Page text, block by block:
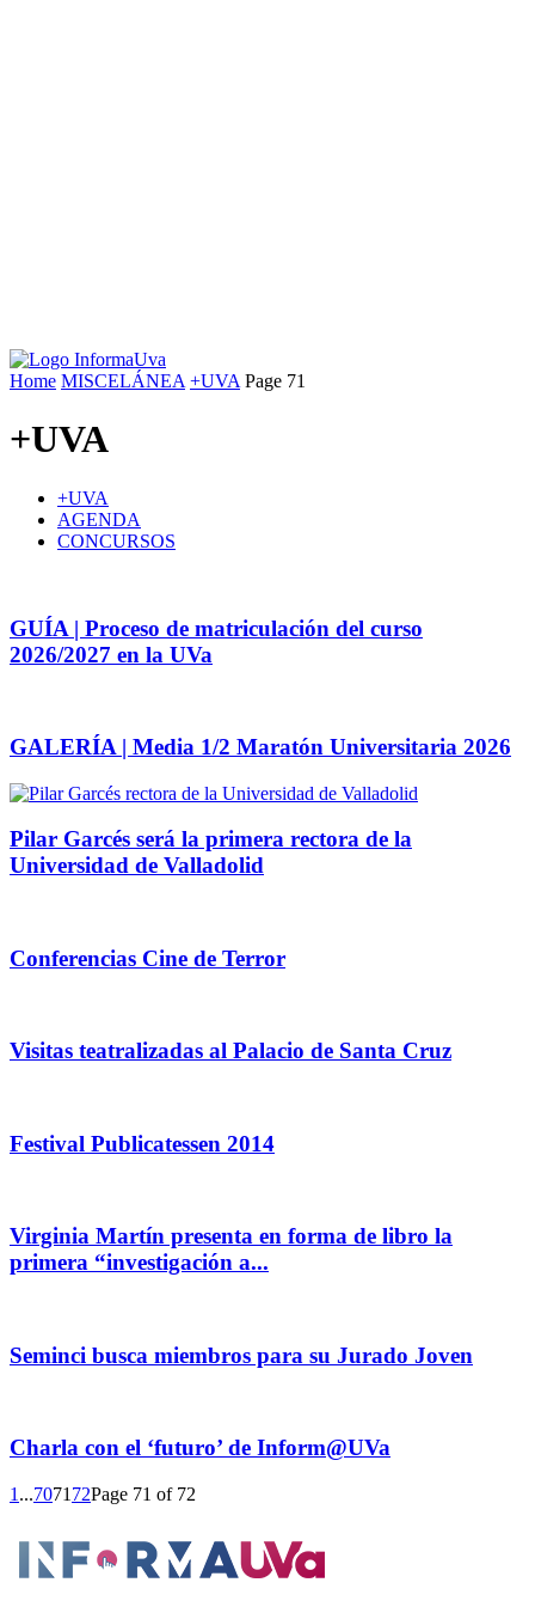
Home MISCELÁNEA +UVA Page 71
+UVA
+UVA
AGENDA
CONCURSOS
GUÍA | Proceso de matriculación del curso
2026/2027 en la UVa
GALERÍA | Media 1/2 Maratón Universitaria 2026
Pilar Garcés será la primera rectora de la
Universidad de Valladolid
Conferencias Cine de Terror
Visitas teatralizadas al Palacio de Santa Cruz
Festival Publicatessen 2014
Virginia Martín presenta en forma de libro la
primera “investigación a...
Seminci busca miembros para su Jurado Joven
Charla con el ‘futuro’ de Inform@UVa
1 ...7071 72Page 71 of 72